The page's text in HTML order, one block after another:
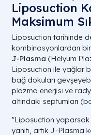
Liposuction
Maksimum
Liposuction tarihinde
kombinasyonlardan
J-Plasma (Helyum
Liposuction ile yağlar
bağ dokuları
plazma enerjisi ve
altındaki septumları
"Liposuction yaparsak
yanıtı, artık J-